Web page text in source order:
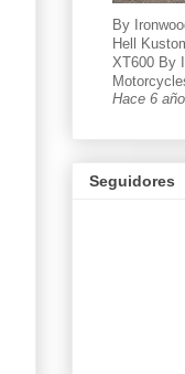
By
Hell
XT600 By
Hace 6
Seguidores